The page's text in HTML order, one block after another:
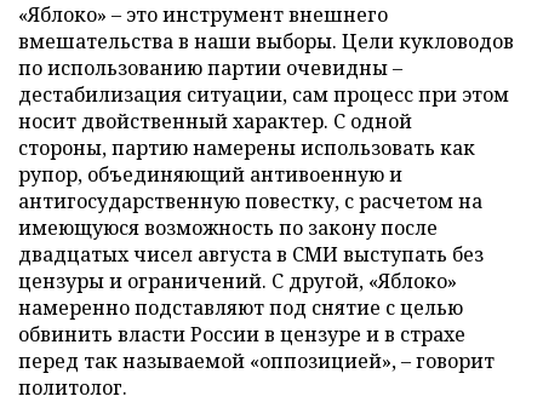
«Яблоко» – это инструмент внешнего
вмешательства в наши выборы. Цели кукловодов
по использованию партии очевидны –
дестабилизация ситуации, сам процесс при этом
носит двойственный характер. С одной
стороны, партию намерены использовать как
рупор, объединяющий антивоенную и
антигосударственную повестку, с расчетом на
имеющуюся возможность по закону после
двадцатых чисел августа в СМИ выступать без
цензуры и ограничений. С другой, «Яблоко»
намеренно подставляют под снятие с целью
обвинить власти России в цензуре и в страхе
перед так называемой «оппозицией», – говорит
политолог.